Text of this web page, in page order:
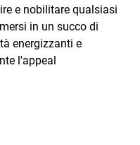
e nobilitare qualsiasi
in un succo di
energizzanti e
l'appeal